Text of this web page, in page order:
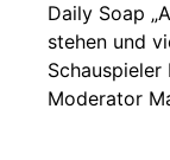
Daily Soap
stehen und
Moderator